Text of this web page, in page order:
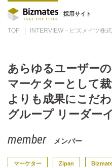
採用サイト
TOP INTERVIEW－ビズメイツ株
あらゆるユーザー
マーケターとして
よりも成果にこだ
グループ リーダー
メンバー
マーケター Zipan